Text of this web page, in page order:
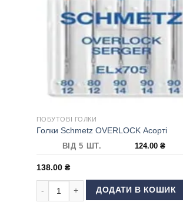
ПОБУТОВІ ГОЛКИ
Голки Schmetz OVERLOCK Асорті
ВІД 5 ШТ. 124.00₴
138.00 ₴
Голки Schmetz OVERLOCK Асорті
ДОДАТИ В КОШИК